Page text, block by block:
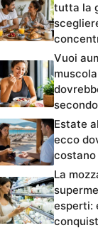
tutta la
Vuoi
Estate
ecco
costano
La
esperti: